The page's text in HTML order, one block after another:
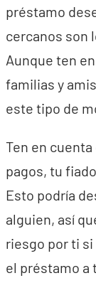
préstamo
cercanos son
Aunque ten
familias y
este tipo de
Ten en
pagos, tu
Esto podría
alguien, así
riesgo por ti
el préstamo a